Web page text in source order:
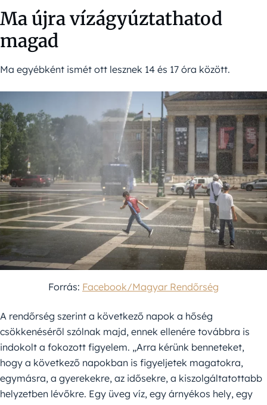
Ma újra vízágyúztathatod
magad
Ma egyébként ismét ott lesznek 14 és 17 óra között.
Forrás: Facebook/Magyar Rendőrség
A rendőrség szerint a következő napok a hőség
csökkenéséről szólnak majd, ennek ellenére továbbra is
indokolt a fokozott figyelem. „Arra kérünk benneteket,
hogy a következő napokban is figyeljetek magatokra,
egymásra, a gyerekekre, az idősekre, a kiszolgáltatottabb
helyzetben lévőkre. Egy üveg víz, egy árnyékos hely, egy